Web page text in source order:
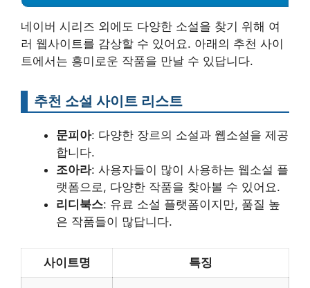
네이버 시리즈 외에도 다양한 소설을 찾기 위해 여
러 웹사이트를 감상할 수 있어요. 아래의 추천 사이
트에서는 흥미로운 작품을 만날 수 있답니다.
추천 소설 사이트 리스트
문피아: 다양한 장르의 소설과 웹소설을 제공
합니다.
조아라: 사용자들이 많이 사용하는 웹소설 플
랫폼으로, 다양한 작품을 찾아볼 수 있어요.
리디북스: 유료 소설 플랫폼이지만, 품질 높
은 작품들이 많답니다.
사이트명 특징